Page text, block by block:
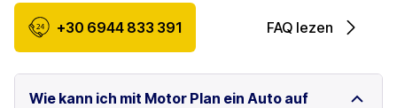
+30 6944 833 391 FAQ lezen
Wie kann ich mit Motor Plan ein Auto auf